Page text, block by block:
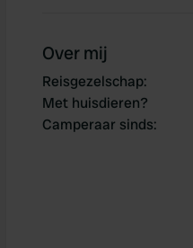
Over mij
Reisgezelschap:
Met huisdieren?
Camperaar sinds: